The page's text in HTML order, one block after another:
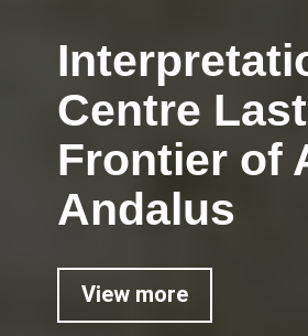
Centre Last
Frontier of
Andalus
View more